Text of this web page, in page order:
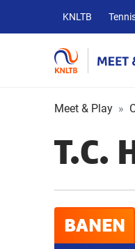
Overige
KNLTB
websites
KNLTB
Meet & Play
T.C.
BANEN